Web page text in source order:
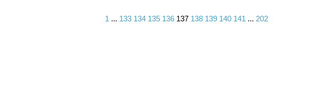
1 ... 133 134 135 136 137 138 139 140 141 ... 202